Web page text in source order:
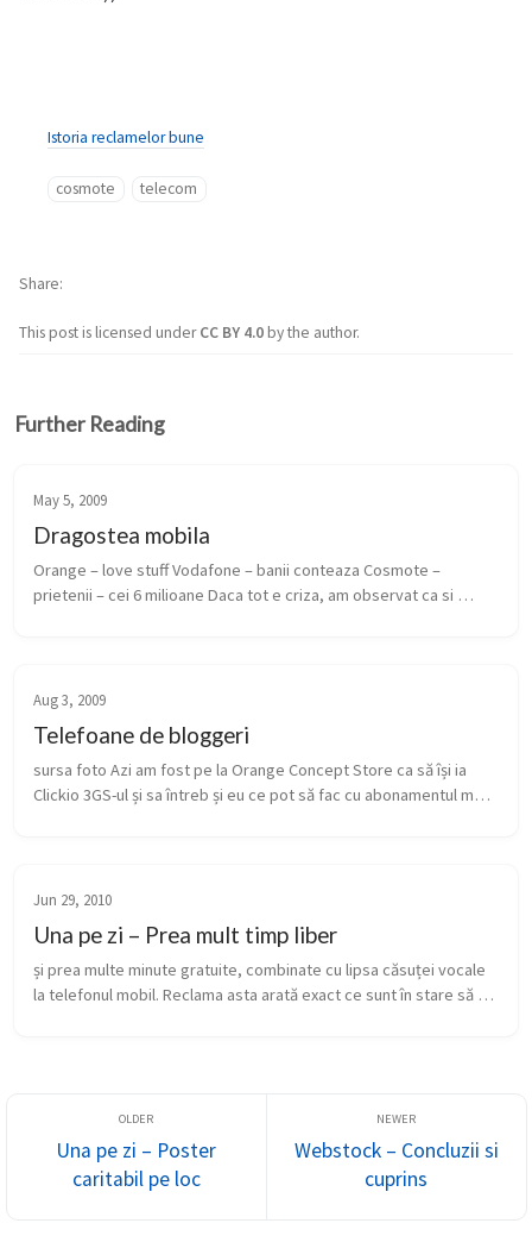
Istoria reclamelor bune
cosmote telecom
This post is licensed underCC BY 4.0by the author.
Share
Further Reading
May 5, 2009
Dragostea mobila
Orange – love stuff Vodafone – banii conteaza Cosmote –
prietenii – cei 6 milioane Daca tot e criza, am observat ca si
Aug 3, 2009
Telefoane de bloggeri
sursa foto Azi am fost pe la Orange Concept Store ca să își ia
Clickio 3GS-ul și sa întreb și eu ce pot să fac cu abonamentul meu
Jun 29, 2010
Una pe zi – Prea mult timp liber
și prea multe minute gratuite, combinate cu lipsa căsuței vocale
la telefonul mobil. Reclama asta arată exact ce sunt în stare să
Una pe zi – Poster
caritabil pe loc
Webstock – Concluzii si
cuprins